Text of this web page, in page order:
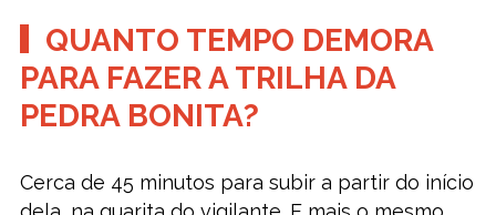
QUANTO TEMPO DEMORA
PARA FAZER A TRILHA DA
PEDRA BONITA?
Cerca de 45 minutos para subir a partir do início